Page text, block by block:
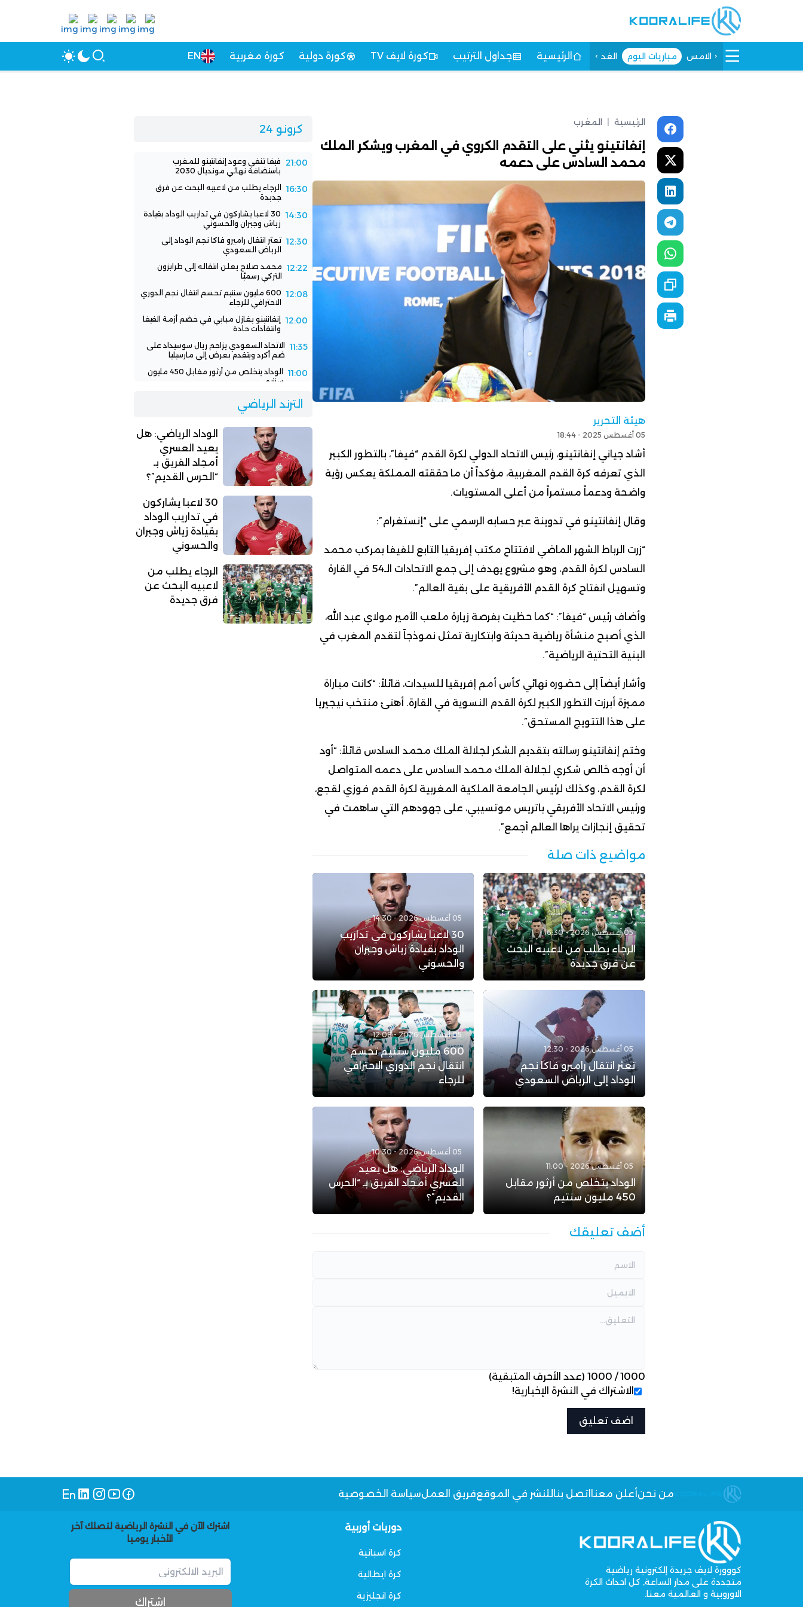
الامس مباريات اليوم الغد الرئيسية جداول الترتيب كورة لايف TV كورة دولية كورة مغربية EN
الرئيسية المغرب
إنفانتينو يثني على التقدم الكروي في المغرب ويشكر الملك
محمد السادس على دعمه
هيئة التحرير
05 أغسطس 2025 - 18:44
أشاد جياني إنفانتينو، رئيس الاتحاد الدولي لكرة القدم “فيفا”، بالتطور الكبير
الذي تعرفه كرة القدم المغربية، مؤكداً أن ما حققته المملكة يعكس رؤية
واضحة ودعماً مستمراً من أعلى المستويات.
وقال إنفانتينو في تدوينة عبر حسابه الرسمي على “إنستغرام”:
“زرت الرباط الشهر الماضي لافتتاح مكتب إفريقيا التابع للفيفا بمركب محمد
السادس لكرة القدم، وهو مشروع يهدف إلى جمع الاتحادات الـ54 في القارة
وتسهيل انفتاح كرة القدم الأفريقية على بقية العالم”.
وأضاف رئيس “فيفا”: “كما حظيت بفرصة زيارة ملعب الأمير مولاي عبد الله،
الذي أصبح منشأة رياضية حديثة وابتكارية تمثل نموذجاً لتقدم المغرب في
البنية التحتية الرياضية”.
وأشار أيضاً إلى حضوره نهائي كأس أمم إفريقيا للسيدات، قائلاً: “كانت مباراة
مميزة أبرزت التطور الكبير لكرة القدم النسوية في القارة. أهنئ منتخب نيجيريا
على هذا التتويج المستحق”.
وختم إنفانتينو رسالته بتقديم الشكر لجلالة الملك محمد السادس قائلاً: “أود
أن أوجه خالص شكري لجلالة الملك محمد السادس على دعمه المتواصل
لكرة القدم، وكذلك لرئيس الجامعة الملكية المغربية لكرة القدم فوزي لقجع،
ورئيس الاتحاد الأفريقي باتريس موتسيبي، على جهودهم التي ساهمت في
تحقيق إنجازات يراها العالم أجمع”.
مواضيع ذات صلة
05 أغسطس 2026 - 16:30
الرجاء يطلب من لاعبيه البحث
عن فرق جديدة
05 أغسطس 2026 - 14:30
30 لاعبا يشاركون في تداريب
الوداد بقيادة زياش وجبران
والحسوني
05 أغسطس 2026 - 12:30
تعثر انتقال راميرو فاكا نجم
الوداد إلى الرياض السعودي
05 أغسطس 2026 - 12:08
600 مليون سنتيم تحسم
انتقال نجم الدوري الاحترافي
للرجاء
05 أغسطس 2026 - 11:00
الوداد يتخلص من أرثور مقابل
450 مليون سنتيم
05 أغسطس 2026 - 10:30
الوداد الرياضي: هل يعيد
العسري أمجاد الفريق بـ “الحرس
القديم”؟
أضف تعليقك
1000
/
1000 (عدد الأحرف المتبقية)
الاشتراك في النشرة الإخبارية!
كرونو 24
21:00
فيفا تنفي وعود إنفانتينو للمغرب
باستضافة نهائي مونديال 2030
16:30
الرجاء يطلب من لاعبيه البحث عن فرق
جديدة
14:30
30 لاعبا يشاركون في تداريب الوداد بقيادة
زياش وجبران والحسوني
12:30 تعثر انتقال راميرو فاكا نجم الوداد إلى
الرياض السعودي
12:22 محمد صلاح يعلن انتقاله إلى طرابزون
التركي رسميًا
12:08
600 مليون سنتيم تحسم انتقال نجم الدوري
الاحترافي للرجاء
12:00
إنفانتينو يغازل مبابي في خضم أزمة الفيفا
وانتقادات حادة
11:35
الاتحاد السعودي يزاحم ريال سوسيداد على
ضم أكرد ويتقدم بعرض إلى مارسيليا
11:00
الوداد يتخلص من أرثور مقابل 450 مليون
سنتيم
10:30
الوداد الرياضي: هل يعيد العسري أمجاد
الفريق بـ “الحرس القديم”؟
الترند الرياضي
الوداد الرياضي: هل
يعيد العسري
أمجاد الفريق بـ
“الحرس القديم”؟
30 لاعبا يشاركون
في تداريب الوداد
بقيادة زياش وجبران
والحسوني
الرجاء يطلب من
لاعبيه البحث عن
فرق جديدة
من نحنأعلن معنا اتصل بنا للنشر في الموقعفريق العملسياسة الخصوصية
كووورة لايف جريدة إلكترونية رياضية
متجددة على مدار الساعة, كل احداث الكرة
الاوروبية و العالمية معنا.
دوريات أوربية
كرة اسبانية
كرة ايطالية
كرة انجليزية
اشترك الآن في النشرة الرياضية لتصلك آخر
الأخبار يوميا